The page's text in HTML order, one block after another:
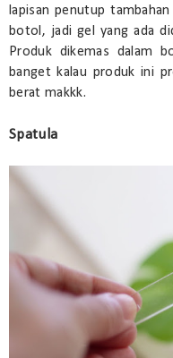
lapisan penutup
botol, jadi gel yang ada
Produk dikemas dalam
banget kalau produk ini
berat makkk.
Spatula